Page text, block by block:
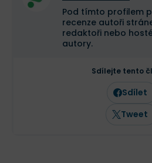
Pod tímto profilem
recenze autoři
redaktoři nebo
autory.
Sdílejte tento
Sdílet
Tweet